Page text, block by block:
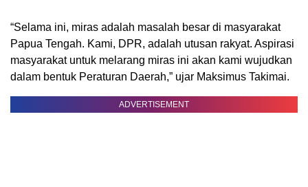
“Selama ini, miras adalah masalah besar di masyarakat
Papua Tengah. Kami, DPR, adalah utusan rakyat. Aspirasi
masyarakat untuk melarang miras ini akan kami wujudkan
dalam bentuk Peraturan Daerah,” ujar Maksimus Takimai.
ADVERTISEMENT